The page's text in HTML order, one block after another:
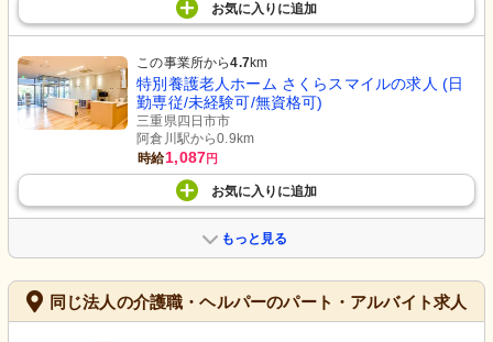
お気に入り に追加
この事業所から4.7km
特別養護老人ホーム さくらスマイルの求人 (日
勤専従/未経験可/無資格可)
三重県四日市市
阿倉川駅から0.9km
時給1,087円
お気に入り に追加
もっと見る
同じ法人の介護職・ヘルパーのパート・アルバイト求人